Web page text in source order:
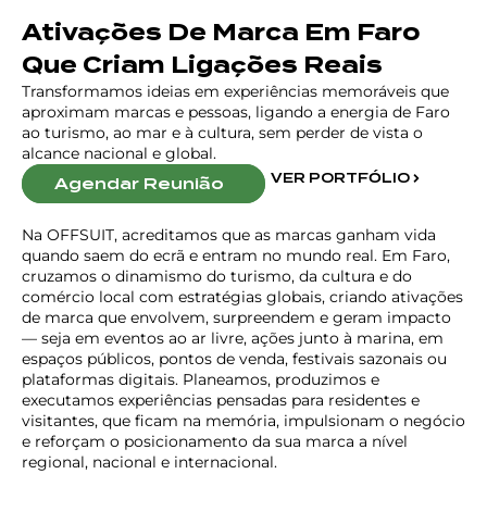
Ativações De Marca Em Faro
Que Criam Ligações Reais
Transformamos ideias em experiências memoráveis que
aproximam marcas e pessoas, ligando a energia de Faro
ao turismo, ao mar e à cultura, sem perder de vista o
alcance nacional e global.
Agendar Reunião VER PORTFÓLIO
Na OFFSUIT, acreditamos que as marcas ganham vida
quando saem do ecrã e entram no mundo real. Em Faro,
cruzamos o dinamismo do turismo, da cultura e do
comércio local com estratégias globais, criando ativações
de marca que envolvem, surpreendem e geram impacto
— seja em eventos ao ar livre, ações junto à marina, em
espaços públicos, pontos de venda, festivais sazonais ou
plataformas digitais. Planeamos, produzimos e
executamos experiências pensadas para residentes e
visitantes, que ficam na memória, impulsionam o negócio
e reforçam o posicionamento da sua marca a nível
regional, nacional e internacional.